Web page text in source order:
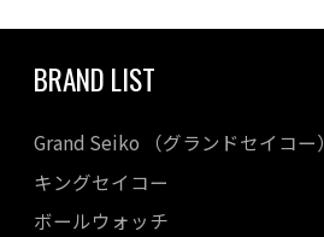
BRAND LIST
Grand Seiko （グランドセイコー）
キングセイコー
ボールウォッチ